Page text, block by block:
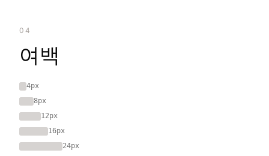
04
여백
4px
8px
12px
16px
24px